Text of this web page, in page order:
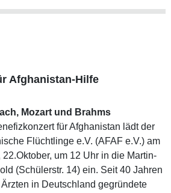
Afghanistan-Hilfe
Mozart und Brahms
für Afghanistan lädt der
Flüchtlinge e.V. (AFAF e.V.) am
um 12 Uhr in die Martin-
(Schülerstr. 14) ein. Seit 40 Jahren
in Deutschland gegründete